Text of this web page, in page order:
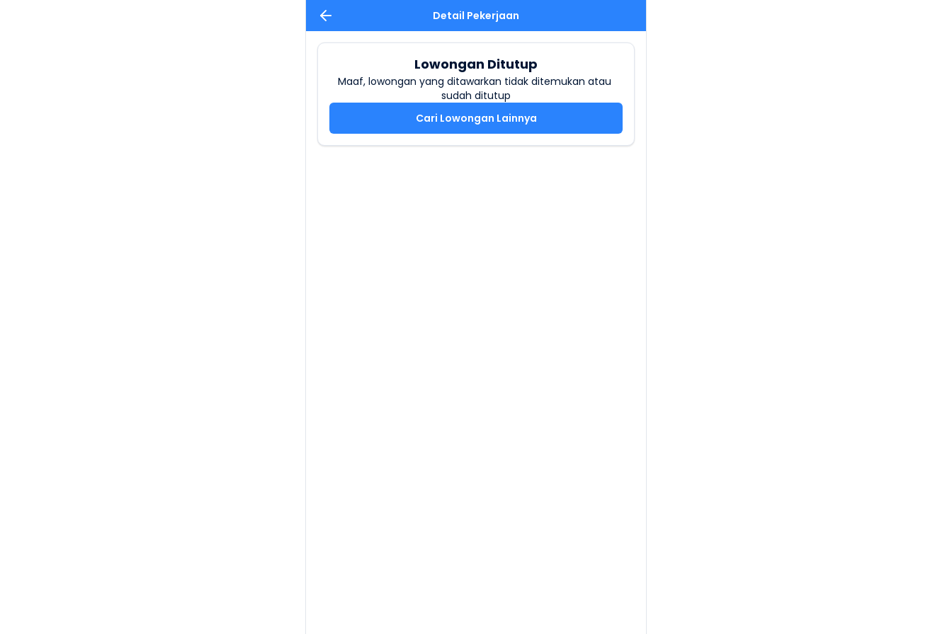
Detail Pekerjaan
Lowongan Ditutup
Maaf, lowongan yang ditawarkan tidak ditemukan atau
sudah ditutup
Cari Lowongan Lainnya